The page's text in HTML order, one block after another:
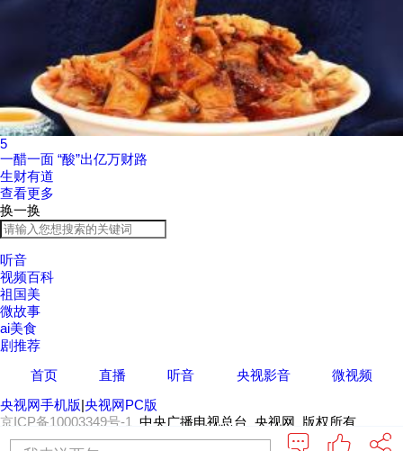
5
一醋一面 “酸”出亿万财路
生财有道
查看更多
换一换
听音
视频百科
祖国美
微故事
ai美食
剧推荐
首页
直播 听音 央视影音
微视频
央视网手机版|央视网PC版
京ICP备10003349号-1
中央广播电视总台 央视网 版权所有